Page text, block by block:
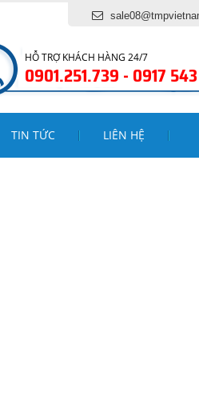
HỖ TRỢ KHÁCH HÀNG 24/7
0901.251.739 - 0917
TIN TỨC LIÊN HỆ